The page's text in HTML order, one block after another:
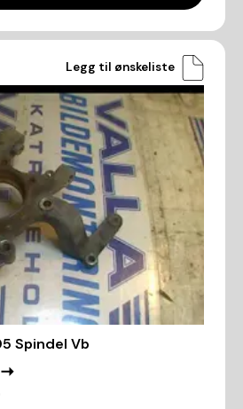
Legg til ønskeliste
Spindel Vb